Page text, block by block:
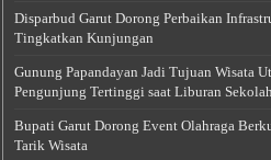
Disparbud Garut Dorong Perbaikan
Tingkatkan Kunjungan
Gunung Papandayan Jadi Tujuan Wisata
Pengunjung Tertinggi saat Liburan Sekolah
Bupati Garut Dorong Event Olahraga
Tarik Wisata